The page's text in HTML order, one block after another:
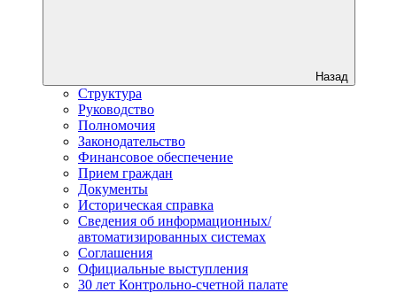
Назад
Структура
Руководство
Полномочия
Законодательство
Финансовое обеспечение
Прием граждан
Документы
Историческая справка
Сведения об информационных/
автоматизированных системах
Соглашения
Официальные выступления
30 лет Контрольно-счетной палате